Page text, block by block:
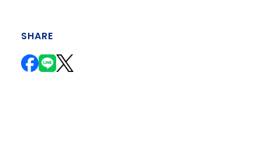
SHARE